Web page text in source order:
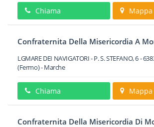
Chiama Mappa
Confraternita Della Misericordia A
LGMARE DEI NAVIGATORI - P. S. STEFANO, 6-
(Fermo) -Marche
Chiama Mappa
Confraternita Della Misericordia Di